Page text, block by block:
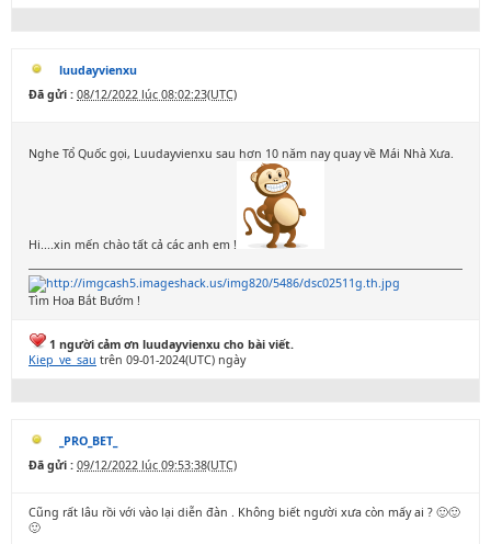
luudayvienxu
Đã gửi : 08/12/2022 lúc 08:02:23(UTC)
Nghe Tổ Quốc gọi, Luudayvienxu sau hơn 10 năm nay quay về Mái Nhà Xưa.
Hi....xin mến chào tất cả các anh em !
Tìm Hoa Bắt Bướm !
1 người cảm ơn luudayvienxu cho bài viết.
Kiep_ve_sau trên 09-01-2024(UTC) ngày
_PRO_BET_
Đã gửi : 09/12/2022 lúc 09:53:38(UTC)
Cũng rất lâu rồi với vào lại diễn đàn . Không biết người xưa còn mấy ai ? 🙂🙂
🙂